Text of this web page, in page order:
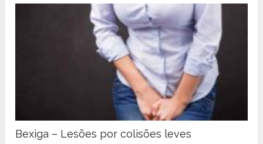
Bexiga – Lesões por colisões leves